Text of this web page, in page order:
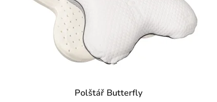
Polštář Butterfly